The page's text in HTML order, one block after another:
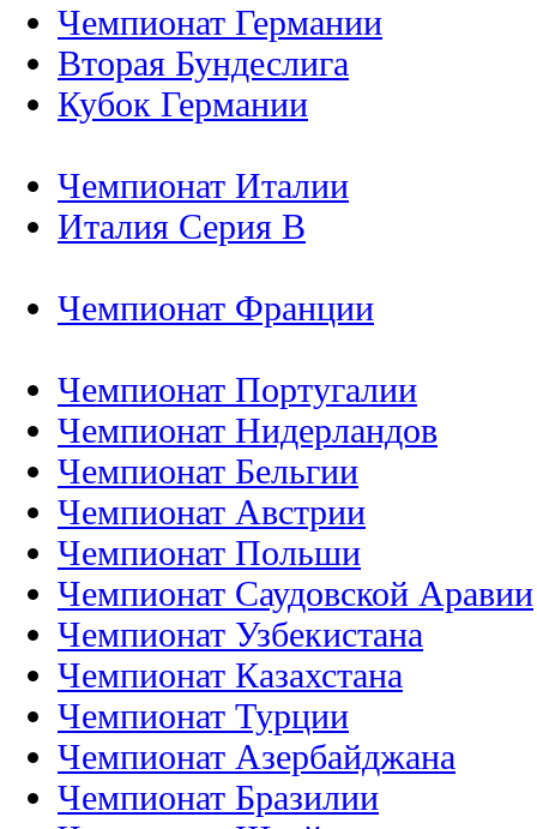
Чемпионат Германии
Вторая Бундеслига
Кубок Германии
Чемпионат Италии
Италия Серия B
Чемпионат Франции
Чемпионат Португалии
Чемпионат Нидерландов
Чемпионат Бельгии
Чемпионат Австрии
Чемпионат Польши
Чемпионат Саудовской Аравии
Чемпионат Узбекистана
Чемпионат Казахстана
Чемпионат Турции
Чемпионат Азербайджана
Чемпионат Бразилии